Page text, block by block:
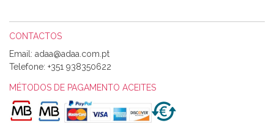
Alexandra Morais
Olá boa Noite. Os meus tecidos chegaram hoje. Muito
obrigada pelo miminho que dá um jeitaço pras minhas linhas
de bordar e não sei o que pões nos tecidos, mas que cheiram
maravilhosamente ... cheiram! :) Muito Obrigada.
CONTACTOS
Email:
Telefone: +351 938350622
MÉTODOS DE PAGAMENTO ACEITES